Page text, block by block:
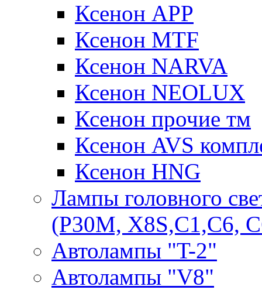
Ксенон APP
Ксенон MTF
Ксенон NARVA
Ксенон NEOLUX
Ксенон прочие тм
Ксенон AVS
Ксенон HNG
Лампы головного
(P30M, X8S,С1,С6,
Автолампы "T-2"
Автолампы "V8"